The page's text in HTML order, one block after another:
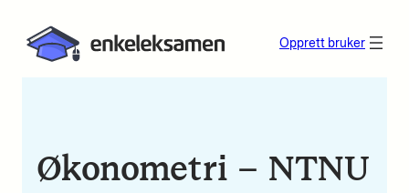
Opprett bruker
Økonometri – NTNU